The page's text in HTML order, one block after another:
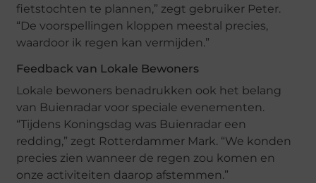
fietstochten te plannen,” zegt gebruiker Peter.
“De voorspellingen kloppen meestal precies,
waardoor ik regen kan vermijden.”
Feedback van Lokale Bewoners
Lokale bewoners benadrukken ook het belang
van Buienradar voor speciale evenementen.
“Tijdens Koningsdag was Buienradar een
redding,” zegt Rotterdammer Mark. “We konden
precies zien wanneer de regen zou komen en
onze activiteiten daarop afstemmen.”